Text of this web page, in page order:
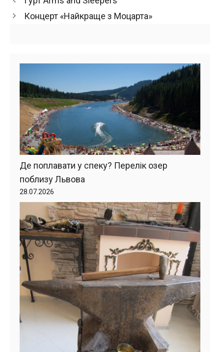
Концерт «Найкраще з Моцарта»
Де поплавати у спеку? Перелік озер
поблизу Львова
28.07.2026